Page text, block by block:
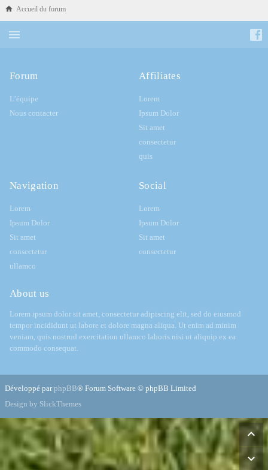
Accueil du forum
Forum
L’équipe
Nous contacter
Affiliates
Lorem
Ipsum Dolor
Sit amet
consectetur
quis
Navigation
Lorem
Ipsum Dolor
Sit amet
consectetur
ullamco
Social
Lorem
Ipsum Dolor
Sit amet
consectetur
About us
Lorem ipsum dolor sit amet, consectetur adipiscing elit, sed do eiusmod
tempor incididunt ut labore et dolore magna aliqua. Ut enim ad minim
veniam, quis nostrud exercitation ullamco laboris nisi ut aliquip ex ea
commodo consequat.
Développé parphpBB® Forum Software © phpBB Limited
Design by SlickThemes